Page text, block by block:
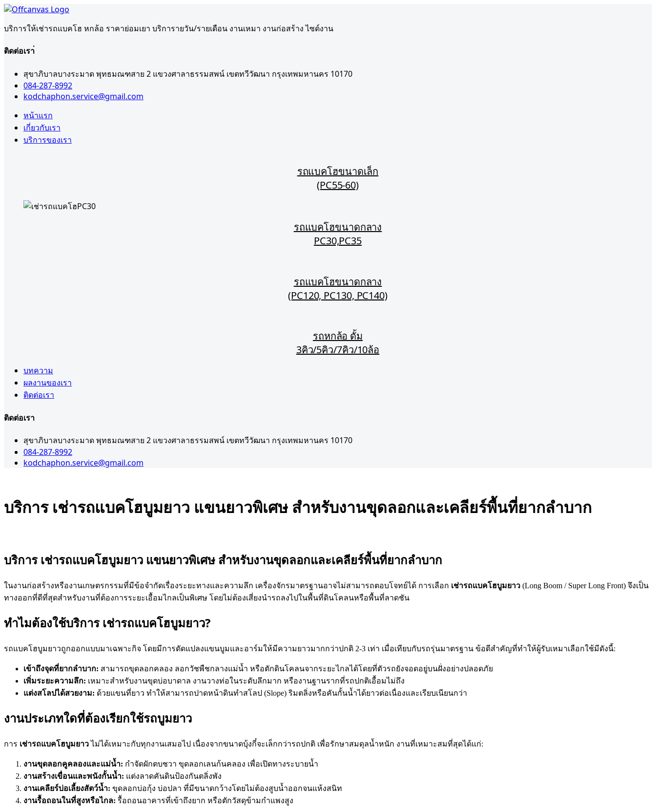
บริการให้เช่ารถแบคโฮ หกล้อ ราคาย่อมเยา บริการายวัน/รายเดือน งานเหมา งานก่อสร้าง ไซด์งาน
ติดต่อเรา่
สุขาภิบาลบางระมาด พุทธมณฑสาย 2 แขวงศาลาธรรมสพน์ เขตทวีวัฒนา กรุงเทพมหานคร 10170
084-287-8992
kodchaphon.service@gmail.com
หน้าแรก
เกี่ยวกับเรา
บริการของเรา
รถแบคโฮขนาดเล็ก
(PC55-60)
รถแบคโฮขนาดกลาง
PC30,PC35
รถแบคโฮขนาดกลาง
(PC120, PC130, PC140)
รถหกล้อ ดั้ม
3คิว/5คิว/7คิว/10ล้อ
บทความ
ผลงานของเรา
ติดต่อเรา
ติดต่อเรา
สุขาภิบาลบางระมาด พุทธมณฑสาย 2 แขวงศาลาธรรมสพน์ เขตทวีวัฒนา กรุงเทพมหานคร 10170
084-287-8992
kodchaphon.service@gmail.com
บริการ เช่ารถแบคโฮบูมยาว แขนยาวพิเศษ สำหรับงานขุดลอกและเคลียร์พื้นที่ยากลำบาก
บริการ เช่ารถแบคโฮบูมยาว แขนยาวพิเศษ สำหรับงานขุดลอกและเคลียร์พื้นที่ยากลำบาก
ในงานก่อสร้างหรืองานเกษตรกรรมที่มีข้อจำกัดเรื่องระยะทางและความลึก เครื่องจักรมาตรฐานอาจไม่สามารถตอบโจทย์ได้ การเลือก เช่ารถแบคโฮบูมยาว (Long Boom / Super Long Front) จึงเป็น
ทางออกที่ดีที่สุดสำหรับงานที่ต้องการระยะเอื้อมไกลเป็นพิเศษ โดยไม่ต้องเสี่ยงนำรถลงไปในพื้นที่ดินโคลนหรือพื้นที่ลาดชัน
ทำไมต้องใช้บริการ เช่ารถแบคโฮบูมยาว?
รถแบคโฮบูมยาวถูกออกแบบมาเฉพาะกิจ โดยมีการดัดแปลงแขนบูมและอาร์มให้มีความยาวมากกว่าปกติ 2-3 เท่า เมื่อเทียบกับรถรุ่นมาตรฐาน ข้อดีสำคัญที่ทำให้ผู้รับเหมาเลือกใช้มีดังนี้:
เข้าถึงจุดที่ยากลำบาก: สามารถขุดลอกคลอง ลอกวัชพืชกลางแม่น้ำ หรือตักดินโคลนจากระยะไกลได้โดยที่ตัวรถยังจอดอยู่บนฝั่งอย่างปลอดภัย
เพิ่มระยะความลึก: เหมาะสำหรับงานขุดบ่อบาดาล งานวางท่อในระดับลึกมาก หรืองานฐานรากที่รถปกติเอื้อมไม่ถึง
แต่งสโลปได้สวยงาม: ด้วยแขนที่ยาว ทำให้สามารถปาดหน้าดินทำสโลป (Slope) ริมตลิ่งหรือคันกั้นน้ำได้ยาวต่อเนื่องและเรียบเนียนกว่า
งานประเภทใดที่ต้องเรียกใช้รถบูมยาว
การ เช่ารถแบคโฮบูมยาวไม่ได้เหมาะกับทุกงานเสมอไป เนื่องจากขนาดบุ้งกี๋จะเล็กกว่ารถปกติ เพื่อรักษาสมดุลน้ำหนัก งานที่เหมาะสมที่สุดได้แก่:
งานขุดลอกคูคลองและแม่น้ำ: กำจัดผักตบชวา ขุดลอกเลนก้นคลอง เพื่อเปิดทางระบายน้ำ
งานสร้างเขื่อนและพนังกั้นน้ำ: แต่งลาดคันดินป้องกันตลิ่งพัง
งานเคลียร์บ่อเลี้ยงสัตว์น้ำ: ขุดลอกบ่อกุ้ง บ่อปลา ที่มีขนาดกว้างโดยไม่ต้องสูบน้ำออกจนแห้งสนิท
งานรื้อถอนในที่สูงหรือไกล: รื้อถอนอาคารที่เข้าถึงยาก หรือตักวัสดุข้ามกำแพงสูง